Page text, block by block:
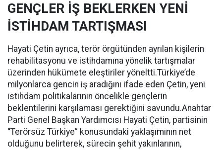
GENÇLER İŞ BEKLERKEN YENİ
İSTİHDAM TARTIŞMASI
Hayati Çetin ayrıca, terör örgütünden ayrılan kişilerin
rehabilitasyonu ve istihdamına yönelik tartışmalar
üzerinden hükümete eleştiriler yöneltti.Türkiye’de
milyonlarca gencin iş aradığını ifade eden Çetin, yeni
istihdam politikalarının öncelikle gençlerin
beklentilerini karşılaması gerektiğini savundu.Anahtar
Parti Genel Başkan Yardımcısı Hayati Çetin, partisinin
“Terörsüz Türkiye” konusundaki yaklaşımının net
olduğunu belirterek, sürecin şehit yakınlarının,